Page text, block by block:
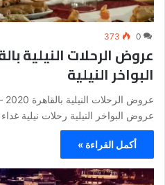
0
373
البواخر النيلية
عروض البواخر النيلية رحلات نيلية
أكمل القراءة »